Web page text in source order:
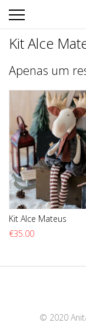
Kit Alce
Apenas um
Kit Alce Mateus
€35.00
© 2020